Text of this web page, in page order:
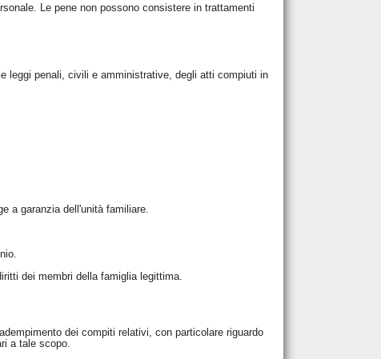
Le pene non possono consistere in trattamenti
leggi penali, civili e amministrative, degli atti compiuti in
a garanzia dell'unità familiare.
dei membri della famiglia legittima.
dei compiti relativi, con particolare riguardo
a tale scopo.